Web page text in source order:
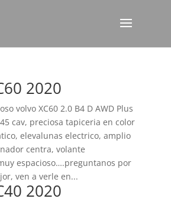
2020
volvo XC60 2.0 B4 D AWD Plus
cav, preciosa tapiceria en color
elevalunas electrico, amplio
centra, volante
espacioso….preguntanos por
ven a verle en...
2020